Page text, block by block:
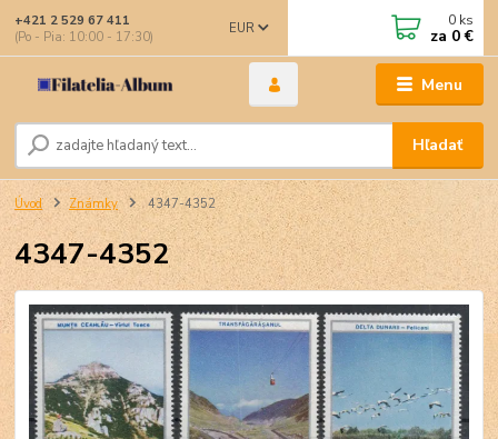
Menu
EUR
Hľadať
+421 2 529 67 411
(Po - Pia: 10:00 - 17:30)
0 ks
za 0 €
Úvod Známky 4347-4352
4347-4352